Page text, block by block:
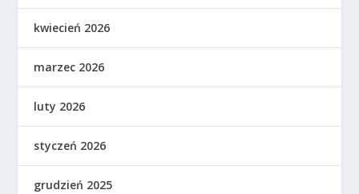
kwiecień 2026
marzec 2026
luty 2026
styczeń 2026
grudzień 2025